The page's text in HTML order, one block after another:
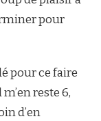
pour
pour ce faire
reste 6,
d’en